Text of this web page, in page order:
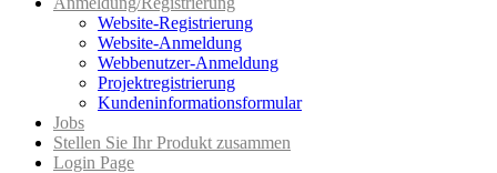
Website-Registrierung
Website-Anmeldung
Webbenutzer-Anmeldung
Projektregistrierung
Kundeninformationsformular
Jobs
Stellen Sie Ihr Produkt zusammen
Login Page